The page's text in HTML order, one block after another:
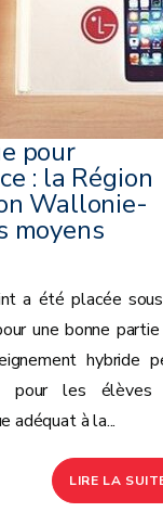
pour
: la Région
Wallonie-
moyens
a été placée
une bonne
hybride
pour les élèves
adéquat à la...
LIRE LA